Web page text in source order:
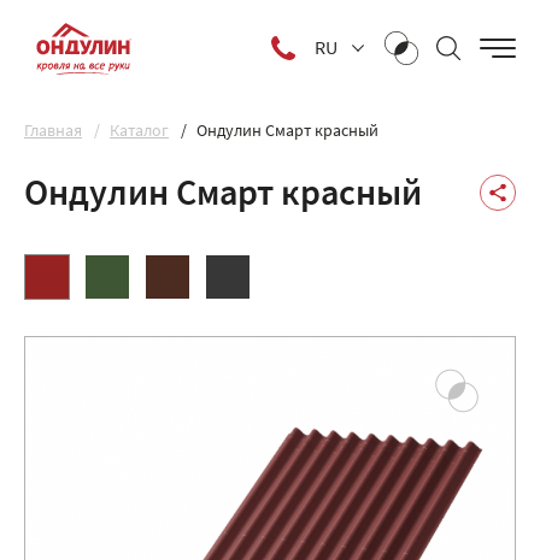
RU
Главная Каталог Ондулин Смарт красный
Ондулин Смарт красный